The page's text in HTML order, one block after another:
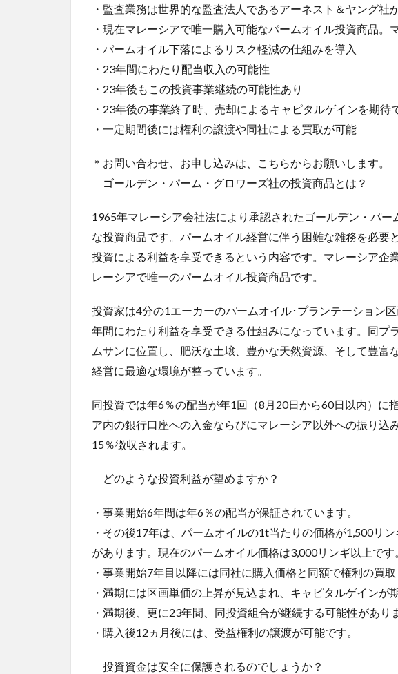
・監査業務は世界的な監査法人であるアーネスト＆ヤング社
・現在マレーシアで唯一購入可能なパームオイル投資商品。
・パームオイル下落によるリスク軽減の仕組みを導入
・23年間にわたり配当収入の可能性
・23年後もこの投資事業継続の可能性あり
・23年後の事業終了時、売却によるキャピタルゲインを期待
・一定期間後には権利の譲渡や同社による買取が可能
＊お問い合わせ、お申し込みは、こちらからお願いします。
ゴールデン・パーム・グロワーズ社の投資商品とは？
1965年マレーシア会社法により承認されたゴールデン・パ
な投資商品です。パームオイル経営に伴う困難な雑務を必要
投資による利益を享受できるという内容です。マレーシア企
レーシアで唯一のパームオイル投資商品です。
投資家は4分の1エーカーのパームオイル･プランテーション
年間にわたり利益を享受できる仕組みになっています。同プ
ムサンに位置し、肥沃な土壌、豊かな天然資源、そして豊富
経営に最適な環境が整っています。
同投資では年6％の配当が年1回（8月20日から60日以内）に
ア内の銀行口座への入金ならびにマレーシア以外への振り込
15％徴収されます。
どのような投資利益が望めますか？
・事業開始6年間は年6％の配当が保証されています。
・その後17年は、パームオイルの1t当たりの価格が1,500リ
があります。現在のパームオイル価格は3,000リンギ以上です
・事業開始7年目以降には同社に購入価格と同額で権利の買取
・満期には区画単価の上昇が見込まれ、キャピタルゲインが
・満期後、更に23年間、同投資組合が継続する可能性があり
・購入後12ヵ月後には、受益権利の譲渡が可能です。
投資資金は安全に保護されるのでしょうか？